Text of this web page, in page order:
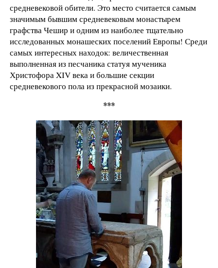
средневековой обители. Это место считается самым
значимым бывшим средневековым монастырем
графства Чешир и одним из наиболее тщательно
исследованных монашеских поселений Европы! Среди
самых интересных находок: величественная
выполненная из песчаника статуя мученика
Христофора XIV века и большие секции
средневекового пола из прекрасной мозаики.
***